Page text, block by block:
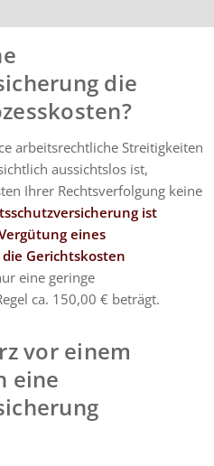
die
arbeitsrechtliche Streitigkeiten
aussichtslos ist,
Ihrer Rechtsverfolgung keine
ist
eines
Gerichtskosten
eine geringe
ca. 150,00 € beträgt.
vor einem
eine